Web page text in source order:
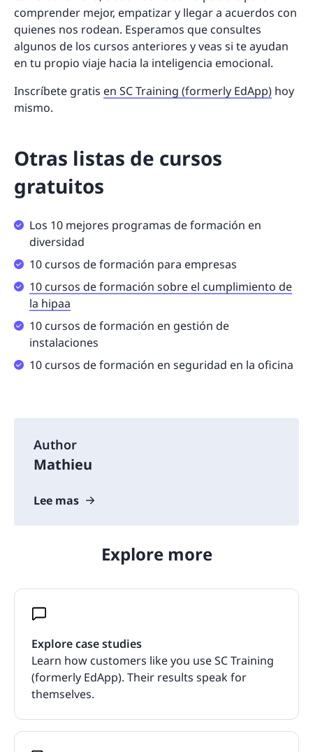
comprender mejor, empatizar y llegar a acuerdos con
quienes nos rodean. Esperamos que consultes
algunos de los cursos anteriores y veas si te ayudan
en tu propio viaje hacia la inteligencia emocional.
Inscríbete gratis en SC Training (formerly EdApp) hoy
mismo.
Otras listas de cursos
gratuitos
Los 10 mejores programas de formación en
diversidad
10 cursos de formación para empresas
10 cursos de formación sobre el cumplimiento de
la hipaa
10 cursos de formación en gestión de
instalaciones
10 cursos de formación en seguridad en la oficina
Author
Mathieu
Lee mas
Explore more
Explore case studies
Learn how customers like you use SC Training
(formerly EdApp). Their results speak for
themselves.